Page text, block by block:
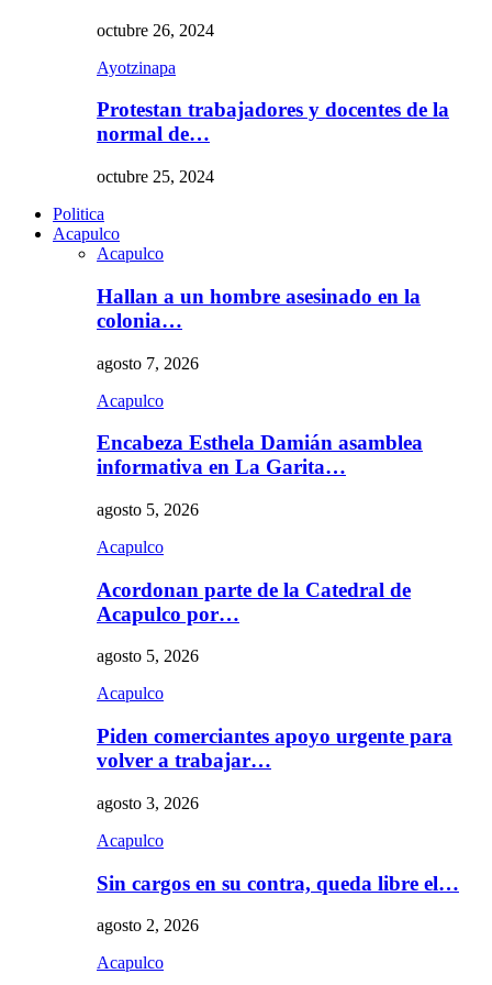
octubre 26, 2024
Ayotzinapa
Protestan trabajadores y docentes de la
normal de…
octubre 25, 2024
Politica
Acapulco
Acapulco
Hallan a un hombre asesinado en la
colonia…
agosto 7, 2026
Acapulco
Encabeza Esthela Damián asamblea
informativa en La Garita…
agosto 5, 2026
Acapulco
Acordonan parte de la Catedral de
Acapulco por…
agosto 5, 2026
Acapulco
Piden comerciantes apoyo urgente para
volver a trabajar…
agosto 3, 2026
Acapulco
Sin cargos en su contra, queda libre el…
agosto 2, 2026
Acapulco